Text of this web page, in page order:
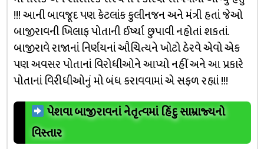
!!! આની બાવજૂદ પણ કેટલાંક કુલીનજન અને મંત્રી હતાં જેઓ
બાજીરાવની ખિલાફ પોતાની ઈર્ષ્યા છુપાવી નહોતાં શકતાં.
બાજીરાવે રાજાનાં નિર્ણયનાં ઔચિત્યને ખોટો ઠેરવે એવો એક
પણ અવસર પોતાનાં વિરોધીઓને આપ્યો નહીં અને આ પ્રકારે
પોતાનાં વિરીધીઓનું મો બંધ કરાવવામાં એ સફળ રહ્યાં !!!
પેશવા બાજીરાવનાં નેતૃત્વમાં હિંદુ સામ્રાજ્યનો
વિસ્તાર